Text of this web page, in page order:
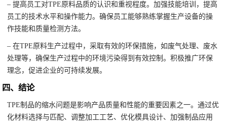
– 提高员工对TPE原料品质的认识和重视程度。加强技能培训，提高
员工的技术水平和操作能力。确保员工能够熟练掌握生产设备的操
作技能和质量检测方法。
– 在TPE原料生产过程中，采取有效的环保措施，如废气处理、废水
处理等，确保生产过程中的环境污染得到有效控制。积极推广环保
理念，促进企业的可持续发展。
四、结论
TPE制品的缩水问题是影响产品质量和性能的重要因素之一。通过优
化材料选择与匹配、调整加工工艺、优化模具设计、加强制品应用